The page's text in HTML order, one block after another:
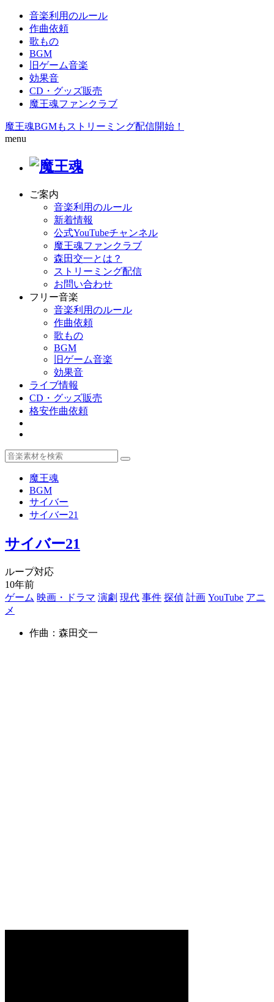
音楽利用のルール
作曲依頼
歌もの
BGM
旧ゲーム音楽
効果音
CD・グッズ販売
魔王魂ファンクラブ
魔王魂BGMもストリーミング配信開始！
menu
ご案内
音楽利用のルール
新着情報
公式YouTubeチャンネル
魔王魂ファンクラブ
森田交一とは？
ストリーミング配信
お問い合わせ
フリー音楽
音楽利用のルール
作曲依頼
歌もの
BGM
旧ゲーム音楽
効果音
ライブ情報
CD・グッズ販売
格安作曲依頼
魔王魂
BGM
サイバー
サイバー21
サイバー21
ループ対応
10年前
ゲーム 映画・ドラマ 演劇 現代 事件 探偵 計画 YouTube アニ
メ
作曲：森田交一